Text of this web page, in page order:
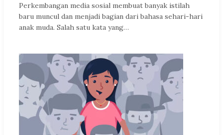
Perkembangan media sosial membuat banyak istilah
baru muncul dan menjadi bagian dari bahasa sehari-hari
anak muda. Salah satu kata yang…